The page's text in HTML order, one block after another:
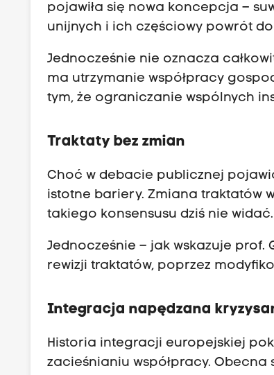
pojawiła się nowa koncepcja –
unijnych i ich częściowy powrót do
Jednocześnie nie oznacza
ma utrzymanie współpracy
tym, że ograniczanie wspólnych
Traktaty bez zmian
Choć w debacie publicznej
istotne bariery. Zmiana traktatów
takiego konsensusu dziś nie widać.
Jednocześnie – jak wskazuje
rewizji traktatów, poprzez
Integracja napędzana
Historia integracji europejskiej
zacieśnianiu współpracy.